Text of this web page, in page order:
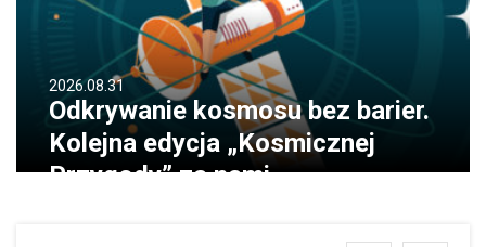
2026.08.31
Odkrywanie kosmosu bez barier.
Kolejna edycja „Kosmicznej
Przygody” za nami